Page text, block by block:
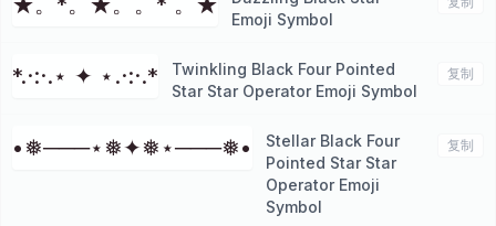
Emoji Symbol
*.·:·.⋆ ✦ ⋆.·:·.*
Twinkling Black Four Pointed
Star Star Operator Emoji Symbol
复制
•❅───⋆❅✦❅⋆───❅•
Stellar Black Four
Pointed Star Star
Operator Emoji
Symbol
复制